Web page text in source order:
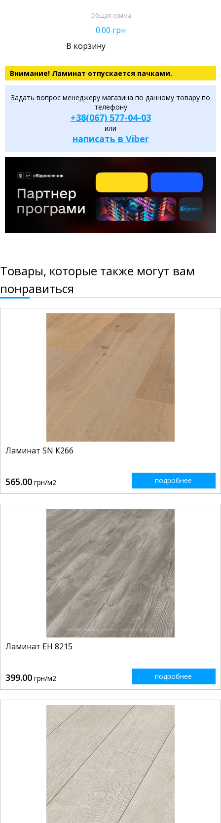
Общая сумма
0.00 грн
В корзину
Внимание! Ламинат отпускается пачками.
Задать вопрос менеджеру магазина по данному товару по
телефону
+38(067) 577-04-03
или
написать в Viber
Товары, которые также могут вам
понравиться
Ламинат SN К266
565.00 грн/м2 подробнее
Ламинат EH 8215
399.00 грн/м2 подробнее